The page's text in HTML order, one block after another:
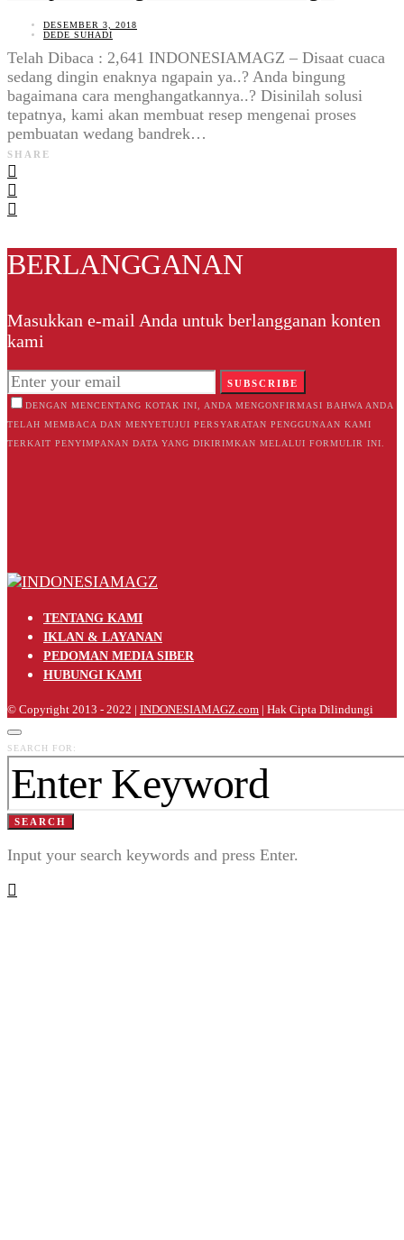
DESEMBER 3, 2018
DEDE SUHADI
Telah Dibaca : 2,641 INDONESIAMAGZ – Disaat cuaca
sedang dingin enaknya ngapain ya..? Anda bingung
bagaimana cara menghangatkannya..? Disinilah solusi
tepatnya, kami akan membuat resep mengenai proses
pembuatan wedang bandrek…
SHARE
BERLANGGANAN
Masukkan e-mail Anda untuk berlangganan konten
kami
SUBSCRIBE
DENGAN MENCENTANG KOTAK INI, ANDA MENGONFIRMASI BAHWA ANDA
TELAH MEMBACA DAN MENYETUJUI PERSYARATAN PENGGUNAAN KAMI
TERKAIT PENYIMPANAN DATA YANG DIKIRIMKAN MELALUI FORMULIR INI.
TENTANG KAMI
IKLAN & LAYANAN
PEDOMAN MEDIA SIBER
HUBUNGI KAMI
© Copyright 2013 - 2022 | INDONESIAMAGZ.com | Hak Cipta Dilindungi
SEARCH FOR:
SEARCH
Input your search keywords and press Enter.